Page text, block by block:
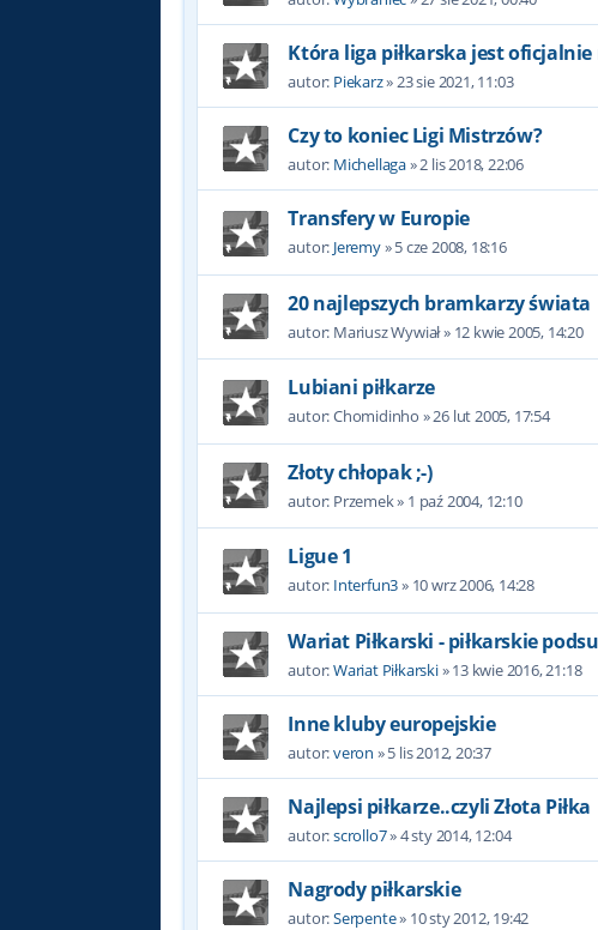
Która liga piłkarska jest oficjalnie
autor: Piekarz»23 sie 2021, 11:03
Czy to koniec Ligi Mistrzów?
autor: Michellaga»2 lis 2018, 22:06
Transfery w Europie
autor: Jeremy»5 cze 2008, 18:16
20 najlepszych bramkarzy świata
autor: Mariusz Wywiał» 12 kwie 2005, 14:20
Lubiani piłkarze
autor:Chomidinho »26 lut 2005, 17:54
Złoty chłopak ;-)
autor: Przemek» 1 paź 2004, 12:10
Ligue 1
autor: Interfun3» 10 wrz 2006, 14:28
Wariat Piłkarski - piłkarskie
autor:Wariat Piłkarski»13 kwie 2016, 21:18
Inne kluby europejskie
autor:veron »5 lis 2012, 20:37
Najlepsi piłkarze..czyli Złota Piłka
autor:scrollo7»4 sty 2014, 12:04
Nagrody piłkarskie
autor:Serpente» 10 sty 2012, 19:42